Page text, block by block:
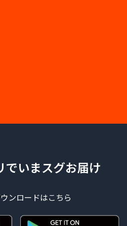
でいまスグお届け
ンロードはこちら